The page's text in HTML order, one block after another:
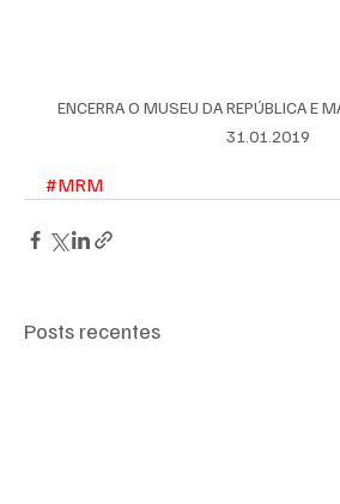
ENCERRA O MUSEU DA REPÚBLICA E
31.01.2019
#MRM
Posts recentes